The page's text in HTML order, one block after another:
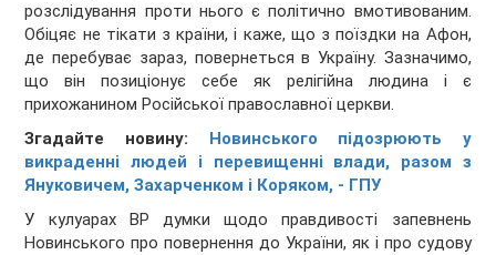
розслідування проти нього є політично вмотивованим.
Обіцяє не тікати з країни, і каже, що з поїздки на Афон,
де перебуває зараз, повернеться в Україну. Зазначимо,
що він позиціонує себе як релігійна людина і є
прихожанином Російської православної церкви.
Згадайте новину: Новинського підозрюють у
викраденні людей і перевищенні влади, разом з
Януковичем, Захарченком і Коряком, - ГПУ
У кулуарах ВР думки щодо правдивості запевнень
Новинського про повернення до України, як і про судову